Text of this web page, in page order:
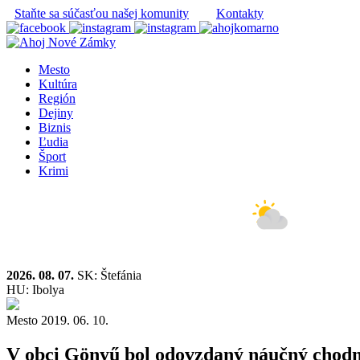
Staňte sa súčasťou našej komunity Kontakty
Mesto
Kultúra
Región
Dejiny
Biznis
Ľudia
Šport
Krimi
2026. 08. 07. SK: Štefánia
HU: Ibolya
Mesto 2019. 06. 10.
V obci Gönyű bol odovzdaný náučný